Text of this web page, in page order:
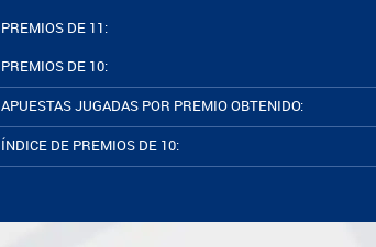
PREMIOS DE 11:
PREMIOS DE 10:
APUESTAS JUGADAS POR PREMIO OBTENIDO:
ÍNDICE DE PREMIOS DE 10: